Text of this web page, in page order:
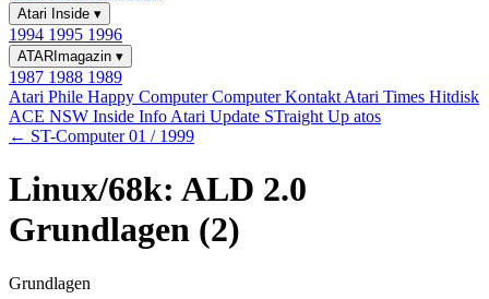
Atari Inside ▾
1994 1995 1996
ATARImagazin ▾
1987 1988 1989
Atari Phile Happy ComputerComputer Kontakt Atari Times Hitdisk
ACE NSW Inside Info Atari Update STraight Up atos
← ST-Computer 01 / 1999
Linux/68k: ALD 2.0
Grundlagen (2)
Grundlagen